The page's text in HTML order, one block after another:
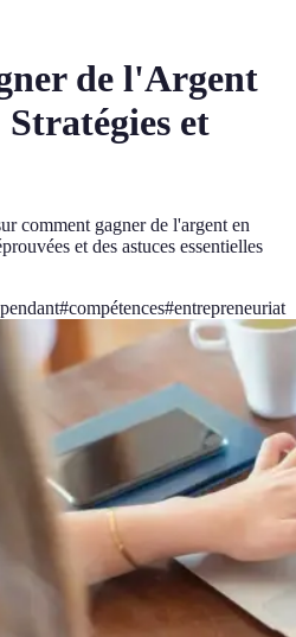
de l'Argent
et
comment gagner de l'argent en
et des astuces essentielles
#compétences#entrepreneuriat